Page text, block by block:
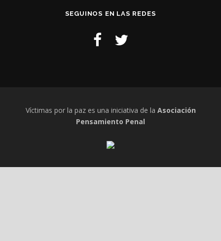
SEGUINOS EN LAS REDES
Víctimas por la paz es una iniciativa de la Asociación
Pensamiento Penal